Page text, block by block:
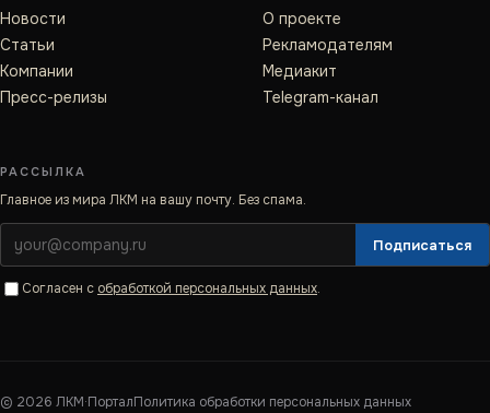
Новости
Статьи
Компании
Пресс-релизы
О проекте
Рекламодателям
Медиакит
Telegram-канал
РАССЫЛКА
Главное из мира ЛКМ на вашу почту. Без спама.
Подписаться
Согласен с обработкой персональных данных.
© 2026 ЛКМ·ПорталПолитика обработки персональных данных